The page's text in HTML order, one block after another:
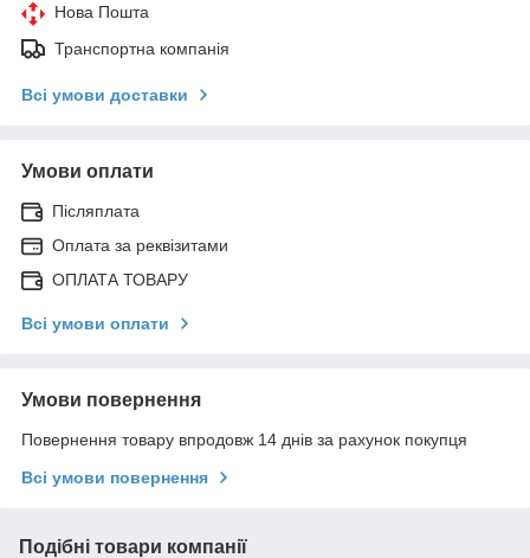
Нова Пошта
Транспортна компанія
Всі умови доставки
Умови оплати
Післяплата
Оплата за реквізитами
ОПЛАТА ТОВАРУ
Всі умови оплати
Умови повернення
Повернення товару впродовж 14 днів за рахунок покупця
Всі умови повернення
Подібні товари компанії